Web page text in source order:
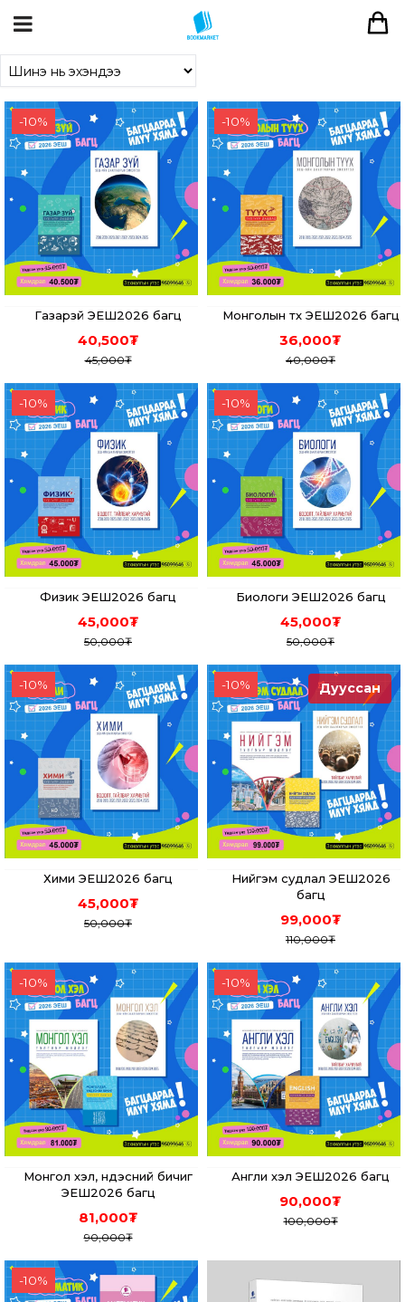
-10%
Газарзүй ЭЕШ2026 багц
40,500₮
45,000₮
-10%
Монголын түүх ЭЕШ2026 багц
36,000₮
40,000₮
-10%
Физик ЭЕШ2026 багц
45,000₮
50,000₮
-10%
Биологи ЭЕШ2026 багц
45,000₮
50,000₮
-10%
Хими ЭЕШ2026 багц
45,000₮
50,000₮
Дууссан
-10%
Нийгэм судлал ЭЕШ2026
багц
99,000₮
110,000₮
-10%
Монгол хэл, үндэсний бичиг
ЭЕШ2026 багц
81,000₮
90,000₮
-10%
Англи хэл ЭЕШ2026 багц
90,000₮
100,000₮
-10%